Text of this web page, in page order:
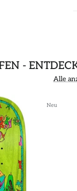
-
Alle
Neu